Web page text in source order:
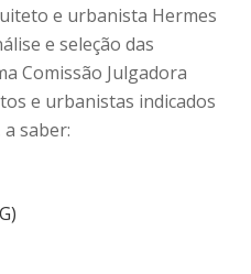
e urbanista Hermes
e seleção das
Comissão Julgadora
e urbanistas indicados
a saber: